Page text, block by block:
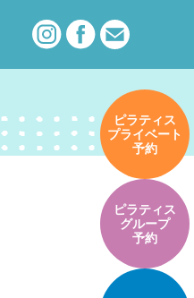
ピラティス
プライベート
予約
ピラティス
グループ
予約